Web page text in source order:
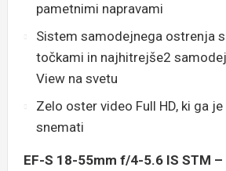
pametnimi napravami
Sistem samodejnega ostrenja
točkami in najhitrejše2
View na svetu
Zelo oster video Full HD, ki ga
snemati
EF-S 18-55mm f/4-5.6 IS STM –